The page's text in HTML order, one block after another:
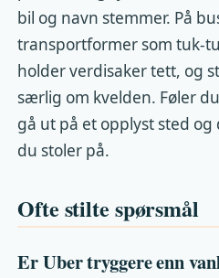
bil og navn stemmer. På
transportformer som tuk-
holder verdisaker tett, og
særlig om kvelden. Føler
gå ut på et opplyst sted
du stoler på.
Ofte stilte spørsmål
Er Uber tryggere enn